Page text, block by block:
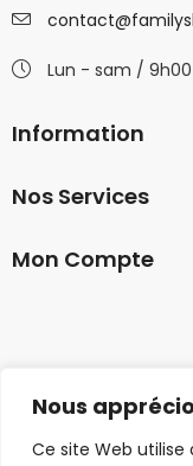
Nous
Ce site Web
Lun - sam /
Information
Nos Services
Mon Compte
© 2026